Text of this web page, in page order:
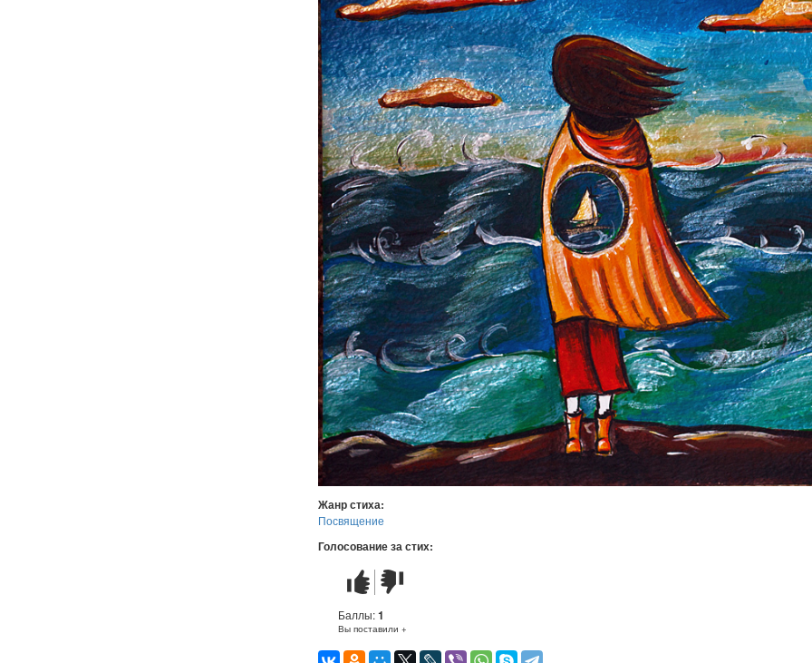
Жанр стиха:
Посвящение
Голосование за стих:
Стих
понравился
Стих
не
понравился
Баллы:1
Вы поставили +